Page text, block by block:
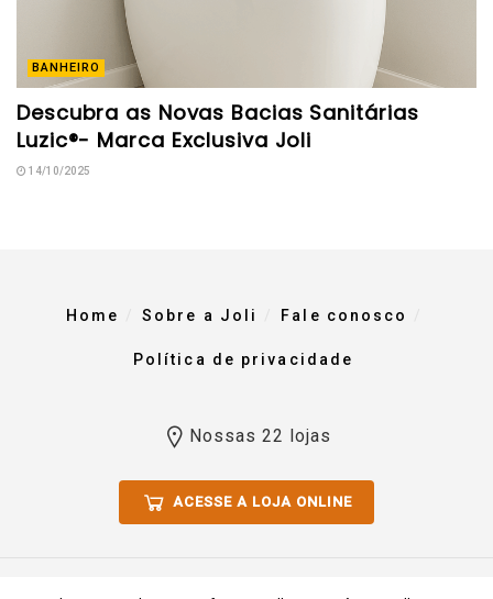
BANHEIRO
Descubra as Novas Bacias Sanitárias
Luzic®- Marca Exclusiva Joli
14/10/2025
Home Sobre a Joli Fale conosco
Política de privacidade
Nossas 22 lojas
ACESSE A LOJA ONLINE